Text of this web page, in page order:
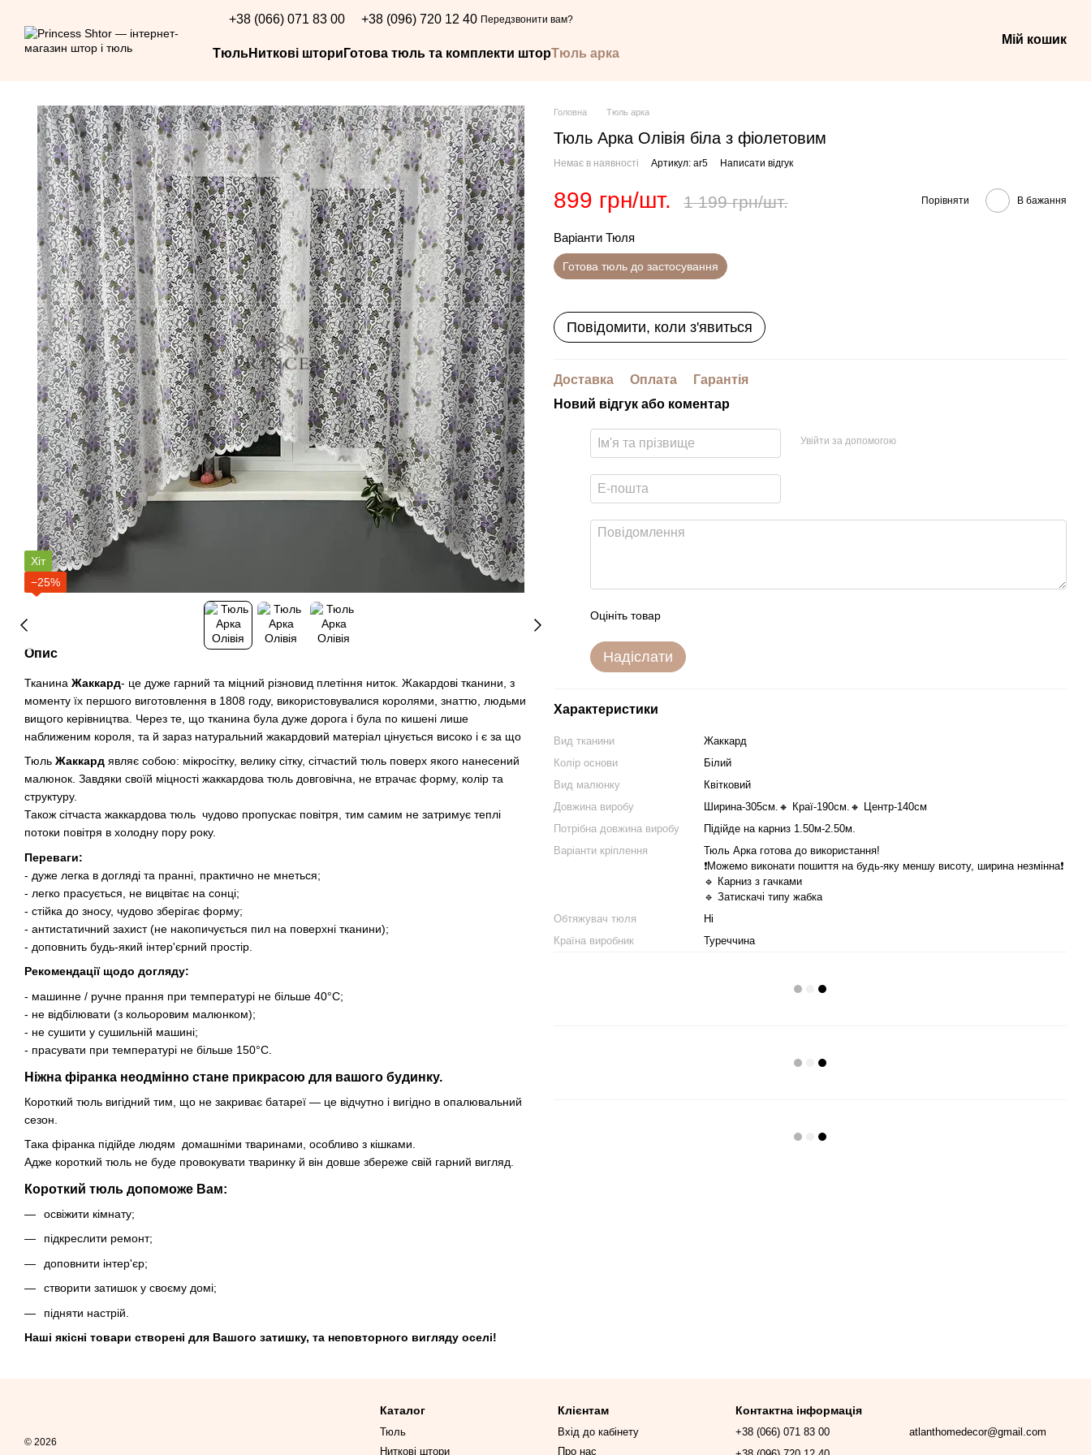
+38 (066) 071 83 00 +38 (096) 720 12 40 Передзвонити вам?
ТюльНиткові штори Готова тюль та комплекти шторТюль арка
Мій кошик
Хіт
−25%
Опис
Тканина Жаккард- це дуже гарний та міцний різновид плетіння ниток. Жакардові тканини, з
моменту їх першого виготовлення в 1808 году, використовувалися королями, знаттю, людьми
вищого керівництва. Через те, що тканина була дуже дорога і була по кишені лише
наближеним короля, та й зараз натуральний жакардовий матеріал цінується високо і є за що
Тюль Жаккард являє собою: мікросітку, велику сітку, сітчастий тюль поверх якого нанесений
малюнок. Завдяки своїй міцності жаккардова тюль довговічна, не втрачає форму, колір та
структуру.
Також сітчаста жаккардова тюль чудово пропускає повітря, тим самим не затримує теплі
потоки повітря в холодну пору року.
Переваги:
- дуже легка в догляді та пранні, практично не мнеться;
- легко прасується, не вицвітає на сонці;
- стійка до зносу, чудово зберігає форму;
- антистатичний захист (не накопичується пил на поверхні тканини);
- доповнить будь-який інтер'єрний простір.
Рекомендації щодо догляду:
- машинне / ручне прання при температурі не більше 40°C;
- не відбілювати (з кольоровим малюнком);
- не сушити у сушильній машині;
- прасувати при температурі не більше 150°C.
Ніжна фіранка неодмінно стане прикрасою для вашого будинку.
Короткий тюль вигідний тим, що не закриває батареї — це відчутно і вигідно в опалювальний
сезон.
Така фіранка підійде людям домашніми тваринами, особливо з кішками.
Адже короткий тюль не буде провокувати тваринку й він довше збереже свій гарний вигляд.
Короткий тюль допоможе Вам:
освіжити кімнату;
підкреслити ремонт;
доповнити інтер'єр;
створити затишок у своєму домі;
підняти настрій.
Наші якісні товари створені для Вашого затишку, та неповторного вигляду оселі!
Головна Тюль арка
Тюль Арка Олівія біла з фіолетовим
Немає в наявності Артикул: ar5 Написати відгук
899 грн/шт. 1 199 грн/шт. Порівняти В бажання
Варіанти Тюля
Готова тюль до застосування
Повідомити, коли з'явиться
Доставка Оплата
Гарантія
Новий відгук або коментар
Увійти за допомогою
Оцініть товар
Надіслати
Характеристики
Вид тканини
Жаккард
Колір основи
Білий
Вид малюнку
Квітковий
Довжина виробу
Ширина-305см.🔸 Краї-190см.🔸 Центр-140см
Потрібна довжина виробу
Підійде на карниз 1.50м-2.50м.
Варіанти кріплення
Тюль Арка готова до використання!
❗️Можемо виконати пошиття на будь-яку меншу висоту, ширина незмінна❗️
🔹 Карниз з гачками
🔹 Затискачі типу жабка
Обтяжувач тюля
Ні
Країна виробник
Туреччина
© 2026
Каталог
Тюль
Ниткові штори
Клієнтам
Вхід до кабінету
Про нас
Контактна інформація
+38 (066) 071 83 00
atlanthomedecor@gmail.com